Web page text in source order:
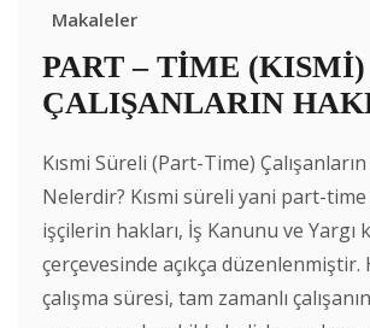
Makaleler
PART – TİME (KISMİ)
ÇALIŞANLARIN
Kısmi Süreli (Part-Time)
Nelerdir? Kısmi süreli yani part-time
işçilerin hakları, İş Kanunu ve Yargı
çerçevesinde açıkça düzenlenmiştir.
çalışma süresi, tam zamanlı